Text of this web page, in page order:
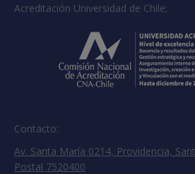
Acreditación Universidad de Chile:
Contacto:
Av. Santa María 0214, Providencia,
Postal 7520400